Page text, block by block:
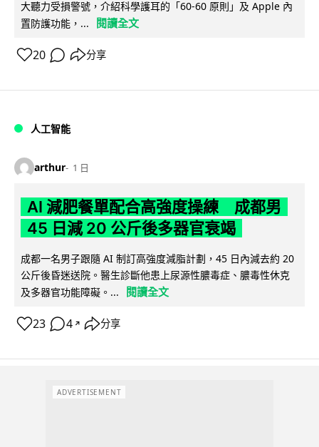
大聽力受損警號，介紹科學護耳的「60-60 原則」及 Apple 內
置防護功能，...
閱讀全文
20 分享
人工智能
arthur 1 日
AI 減肥餐單配合高強度操練 成都男
45 日減 20 公斤後多器官衰竭
成都一名男子跟隨 AI 制訂高強度減脂計劃，45 日內減去約 20
公斤後昏迷送院。醫生診斷他患上尿源性膿毒症、膿毒性休克
及多器官功能障礙。...
閱讀全文
23 4 ↗ 分享
ADVERTISEMENT